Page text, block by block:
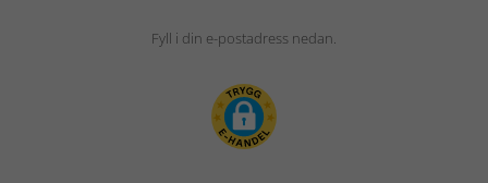
Fyll i din e-postadress nedan.